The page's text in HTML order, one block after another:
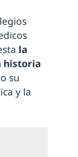
la
historia
su
y la